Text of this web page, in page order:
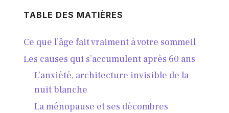
TABLE DES MATIÈRES
Ce que l’âge fait vraiment à votre sommeil
Les causes qui s’accumulent après 60 ans
L’anxiété, architecture invisible de la
nuit blanche
La ménopause et ses décombres